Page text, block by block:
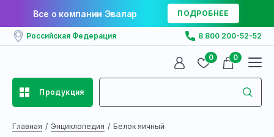
Все о компании Эвалар ПОДРОБНЕЕ
Российская Федерация 8 800 200-52-52
0 0
Продукция
Главная Энциклопедия Белок яичный